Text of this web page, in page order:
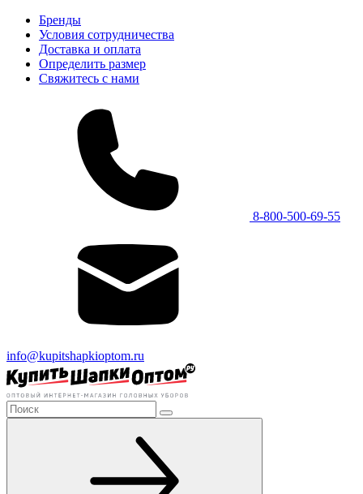
Бренды
Условия сотрудничества
Доставка и оплата
Определить размер
Свяжитесь с нами
8-800-500-69-55
info@kupitshapkioptom.ru